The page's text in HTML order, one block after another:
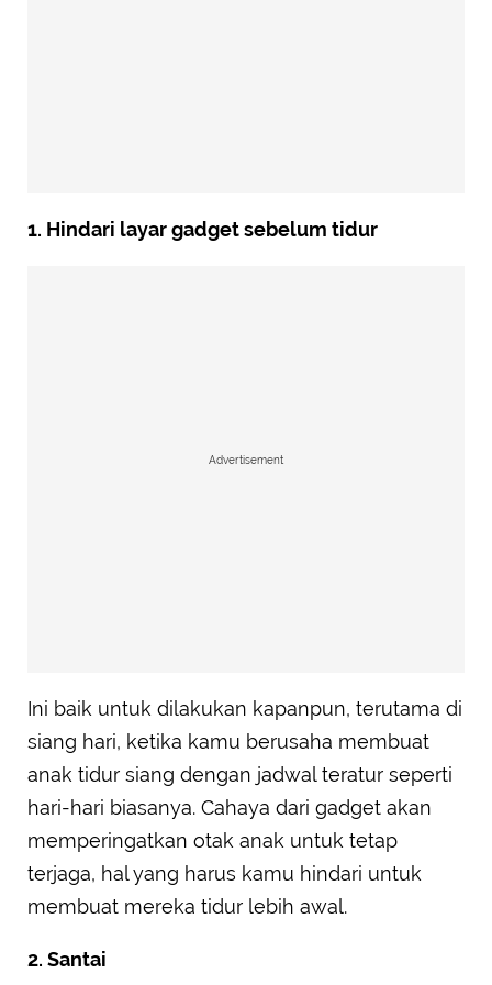
1. Hindari layar gadget sebelum tidur
Advertisement
Ini baik untuk dilakukan kapanpun, terutama di
siang hari, ketika kamu berusaha membuat
anak tidur siang dengan jadwal teratur seperti
hari-hari biasanya. Cahaya dari gadget akan
memperingatkan otak anak untuk tetap
terjaga, hal yang harus kamu hindari untuk
membuat mereka tidur lebih awal.
2. Santai